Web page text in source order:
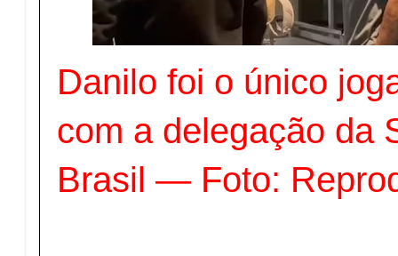
Danilo foi o único
com a delegação da
Brasil — Foto: